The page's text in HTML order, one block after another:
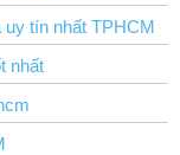
uy tín nhất TPHCM
nhất